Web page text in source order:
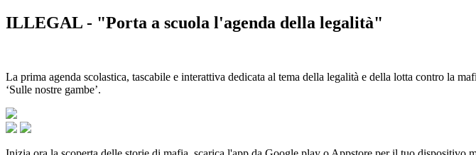
ILLEGAL - "Porta a scuola l'agenda della legalità"
La prima agenda scolastica, tascabile e interattiva dedicata al tema della legalità e della lotta contro la
‘Sulle nostre gambe’.